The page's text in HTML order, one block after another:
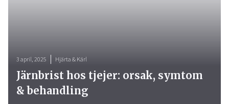
3 april, 2025 Hjärta & Kärl
Järnbrist hos tjejer: orsak, symtom
& behandling